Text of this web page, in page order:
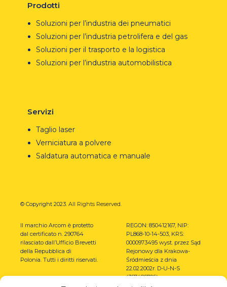
Prodotti
Soluzioni per l’industria dei pneumatici
Soluzioni per l’industria petrolifera e del gas
Soluzioni per il trasporto e la logistica
Soluzioni per l’industria automobilistica
Servizi
Taglio laser
Verniciatura a polvere
Saldatura automatica e manuale
© Copyright 2023. All Rights Reserved.
Il marchio Arcom è protetto
dal certificato n. 290764
rilasciato dall’Ufficio Brevetti
della Repubblica di
Polonia. Tutti i diritti riservati.
REGON: 850412167, NIP:
PL868-10-14-503, KRS:
0000973495 wyst. przez Sąd
Rejonowy dla Krakowa-
Śródmieścia z dnia
22.02.2002r. D-U-N-S
(367486706)